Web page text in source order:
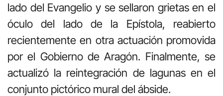
lado del Evangelio y se sellaron grietas en el
óculo del lado de la Epístola, reabierto
recientemente en otra actuación promovida
por el Gobierno de Aragón. Finalmente, se
actualizó la reintegración de lagunas en el
conjunto pictórico mural del ábside.